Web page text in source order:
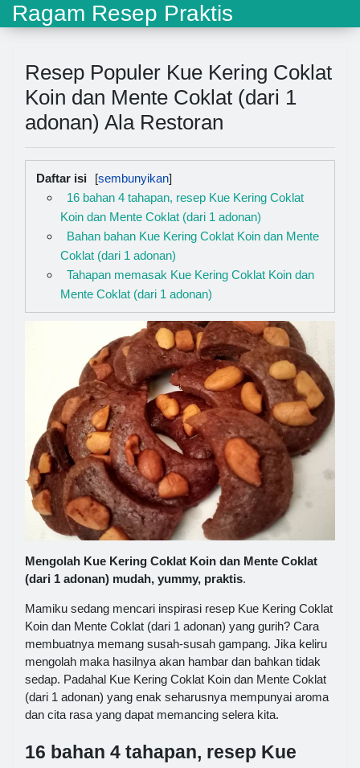
Ragam Resep Praktis
Resep Populer Kue Kering Coklat
Koin dan Mente Coklat (dari 1
adonan) Ala Restoran
Daftar isi
16 bahan 4 tahapan, resep Kue Kering Coklat
Koin dan Mente Coklat (dari 1 adonan)
Bahan bahan Kue Kering Coklat Koin dan Mente
Coklat (dari 1 adonan)
Tahapan memasak Kue Kering Coklat Koin dan
Mente Coklat (dari 1 adonan)
Mengolah Kue Kering Coklat Koin dan Mente Coklat
(dari 1 adonan) mudah, yummy, praktis.
Mamiku sedang mencari inspirasi resep Kue Kering Coklat
Koin dan Mente Coklat (dari 1 adonan) yang gurih? Cara
membuatnya memang susah-susah gampang. Jika keliru
mengolah maka hasilnya akan hambar dan bahkan tidak
sedap. Padahal Kue Kering Coklat Koin dan Mente Coklat
(dari 1 adonan) yang enak seharusnya mempunyai aroma
dan cita rasa yang dapat memancing selera kita.
16 bahan 4 tahapan, resep Kue